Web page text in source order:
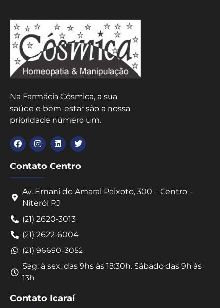
Na Farmácia Cósmica, a sua
saúde e bem-estar são a nossa
prioridade número um.
Contato Centro
Av. Ernani do Amaral Peixoto, 300 – Centro -
Niterói RJ
(21) 2620-3013
(21) 2622-6004
(21) 96690-3052
Seg. à sex. das 9hs às 18:30h. Sábado das 9h às
13h
Contato Icaraí